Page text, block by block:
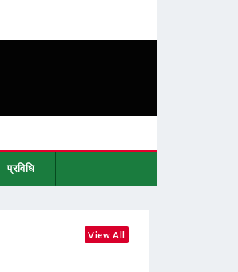
प्रविधि
View All